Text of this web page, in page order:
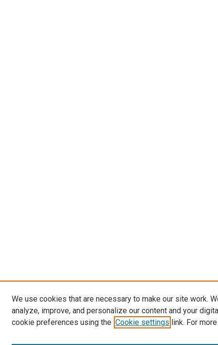
We use cookies that are necessary to make our site work.
analyze, improve, and personalize our content and your
cookie preferences using the Cookie settings link. For